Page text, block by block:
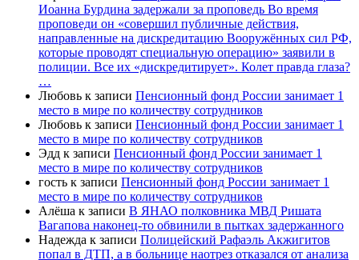
Иоанна Бурдина задержали за проповедь Во время
проповеди он «совершил публичные действия,
направленные на дискредитацию Вооружённых сил РФ,
которые проводят специальную операцию» заявили в
полиции. Все их «дискредитирует». Колет правда глаза?
…
Любовь к записи Пенсионный фонд России занимает 1
место в мире по количеству сотрудников
Любовь к записи Пенсионный фонд России занимает 1
место в мире по количеству сотрудников
Эдд к записи Пенсионный фонд России занимает 1
место в мире по количеству сотрудников
гость к записи Пенсионный фонд России занимает 1
место в мире по количеству сотрудников
Алёша к записи В ЯНАО полковника МВД Ришата
Вагапова наконец-то обвинили в пытках задержанного
Надежда к записи Полицейский Рафаэль Акжигитов
попал в ДТП, а в больнице наотрез отказался от анализа